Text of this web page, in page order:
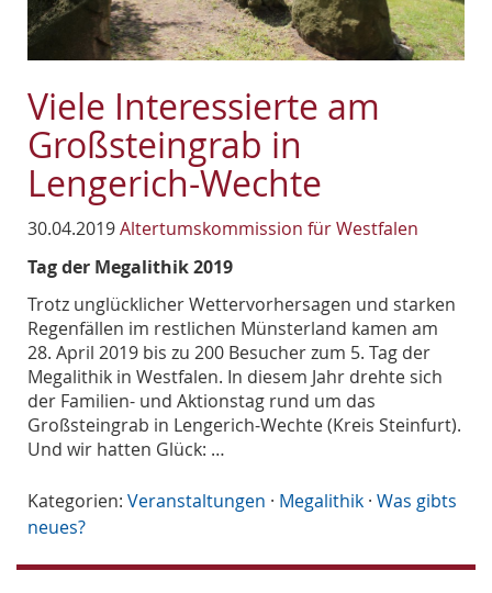
Viele Interessierte am
Großsteingrab in
Lengerich-Wechte
30.04.2019Altertumskommission für Westfalen
Tag der Megalithik 2019
Trotz unglücklicher Wettervorhersagen und starken
Regenfällen im restlichen Münsterland kamen am
28. April 2019 bis zu 200 Besucher zum 5. Tag der
Megalithik in Westfalen. In diesem Jahr drehte sich
der Familien- und Aktionstag rund um das
Großsteingrab in Lengerich-Wechte (Kreis Steinfurt).
Und wir hatten Glück: …
Kategorien: Veranstaltungen · Megalithik · Was gibts
neues?